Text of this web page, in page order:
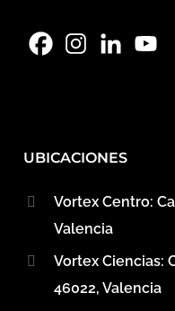
UBICACIONES
Vortex Centro:
Valencia
Vortex Ciencias:
46022, Valencia